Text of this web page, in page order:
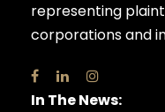
representing
corporations and
In The News: